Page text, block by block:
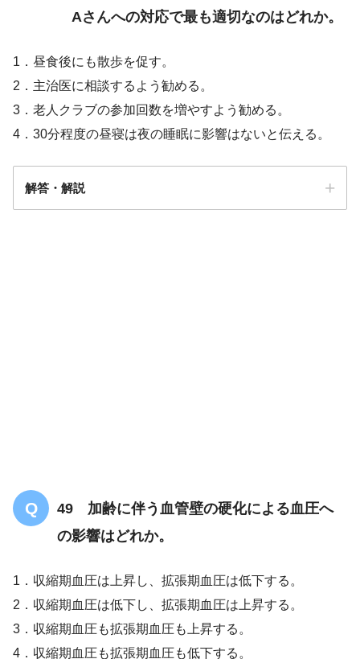
Aさんへの対応で最も適切なのはどれか。
1．昼食後にも散歩を促す。
2．主治医に相談するよう勧める。
3．老人クラブの参加回数を増やすよう勧める。
4．30分程度の昼寝は夜の睡眠に影響はないと伝える。
解答・解説
49 加齢に伴う血管壁の硬化による血圧へ
の影響はどれか。
1．収縮期血圧は上昇し、拡張期血圧は低下する。
2．収縮期血圧は低下し、拡張期血圧は上昇する。
3．収縮期血圧も拡張期血圧も上昇する。
4．収縮期血圧も拡張期血圧も低下する。